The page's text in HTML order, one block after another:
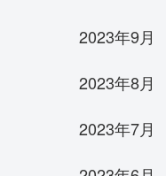
2023年9月
2023年8月
2023年7月